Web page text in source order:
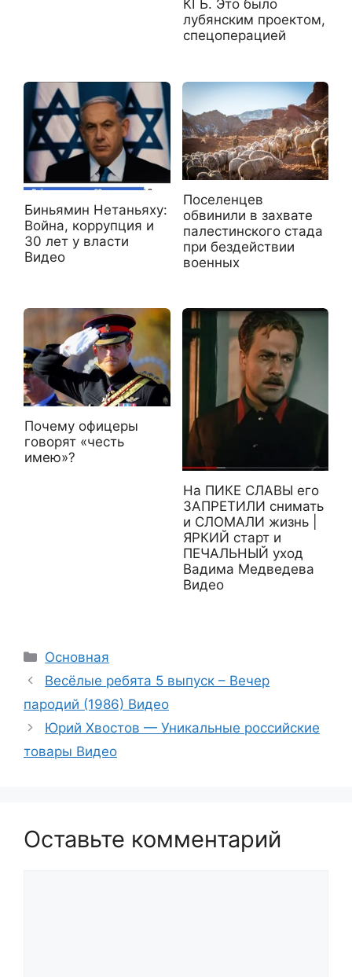
КГБ. Это было
лубянским проектом,
спецоперацией
Биньямин Нетаньяху:
Война, коррупция и
30 лет у власти
Видео
Поселенцев
обвинили в захвате
палестинского стада
при бездействии
военных
Почему офицеры
говорят «честь
имею»?
На ПИКЕ СЛАВЫ его
ЗАПРЕТИЛИ снимать
и СЛОМАЛИ жизнь |
ЯРКИЙ старт и
ПЕЧАЛЬНЫЙ уход
Вадима Медведева
Видео
Рубрики
Основная
Весёлые ребята 5 выпуск – Вечер
пародий (1986) Видео
Юрий Хвостов — Уникальные российские
товары Видео
Оставьте комментарий